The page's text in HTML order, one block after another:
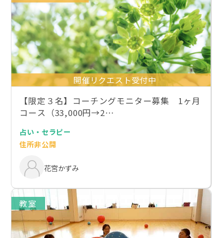
開催リクエスト受付中
【限定３名】コーチングモニター募集 1ヶ月
コース（33,000円→2…
占い・セラピー
住所非公開
花宮かずみ
教室